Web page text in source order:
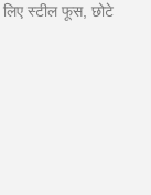
स्टील फूस, छोटे